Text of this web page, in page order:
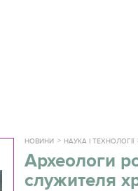
НОВИНИ НАУКА І ТЕХНОЛОГІЇ
Археологи
служителя